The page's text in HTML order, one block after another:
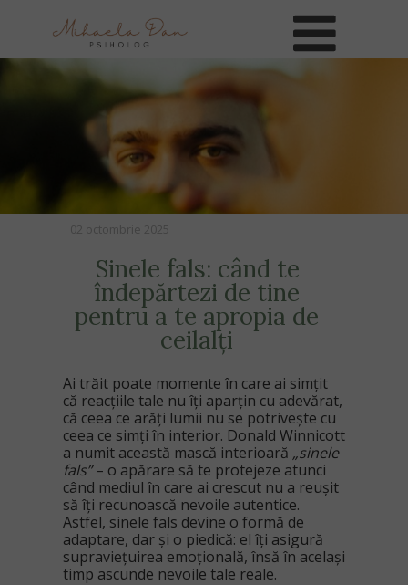
02 octombrie 2025
Sinele fals: când te
îndepărtezi de tine
pentru a te apropia de
ceilalți
Ai trăit poate momente în care ai simțit
că reacțiile tale nu îți aparțin cu adevărat,
că ceea ce arăți lumii nu se potrivește cu
ceea ce simți în interior. Donald Winnicott
a numit această mască interioară „sinele
fals”– o apărare să te protejeze atunci
când mediul în care ai crescut nu a reușit
să îți recunoască nevoile autentice.
Astfel, sinele fals devine o formă de
adaptare, dar și o piedică: el îți asigură
supraviețuirea emoțională, însă în același
timp ascunde nevoile tale reale.